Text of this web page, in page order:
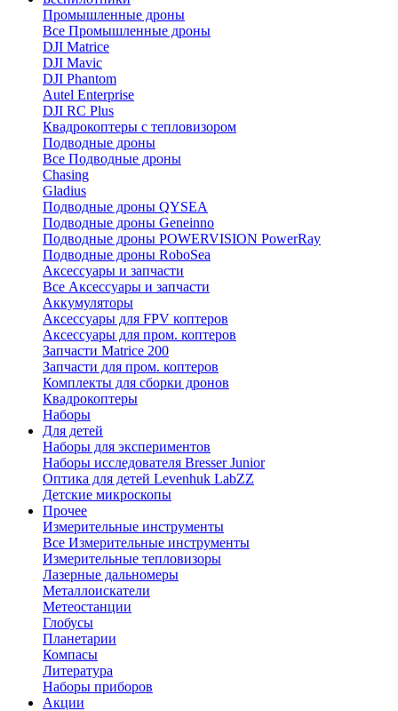
Промышленные дроны
Все Промышленные дроны
DJI Matrice
DJI Mavic
DJI Phantom
Autel Enterprise
DJI RC Plus
Квадрокоптеры с тепловизором
Подводные дроны
Все Подводные дроны
Chasing
Gladius
Подводные дроны QYSEA
Подводные дроны Geneinno
Подводные дроны POWERVISION PowerRay
Подводные дроны RoboSea
Аксессуары и запчасти
Все Аксессуары и запчасти
Аккумуляторы
Аксессуары для FPV коптеров
Аксессуары для пром. коптеров
Запчасти Matrice 200
Запчасти для пром. коптеров
Комплекты для сборки дронов
Квадрокоптеры
Наборы
Для детей
Наборы для экспериментов
Наборы исследователя Bresser Junior
Оптика для детей Levenhuk LabZZ
Детские микроскопы
Прочее
Измерительные инструменты
Все Измерительные инструменты
Измерительные тепловизоры
Лазерные дальномеры
Металлоискатели
Метеостанции
Глобусы
Планетарии
Компасы
Литература
Наборы приборов
Акции